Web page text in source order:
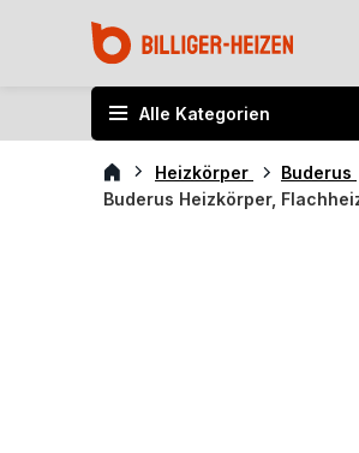
Alle Kategorien
Heizkörper Buderus
Buderus Heizkörper,